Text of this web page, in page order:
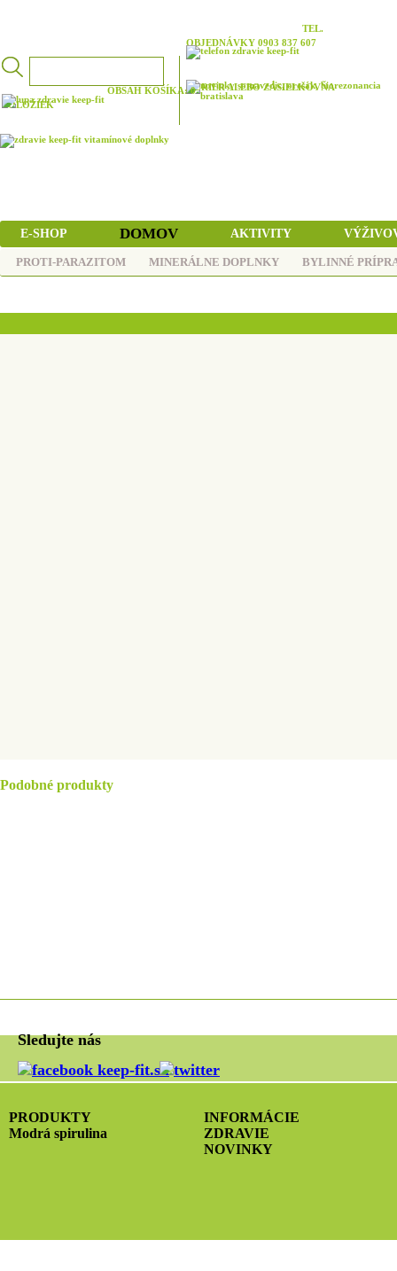
OBSAH KOŠÍKA: 0
POLOŽIEK
TEL.
OBJEDNÁVKY 0903 837 607
KURIER ALEBO ZÁSIELKOVŇA
E-SHOP DOMOV AKTIVITY
PROTI-PARAZITOM MINERÁLNE DOPLNKY BYLINNÉ
Podobné produkty
Sledujte nás
PRODUKTY
Modrá spirulina
INFORMÁCIE
ZDRAVIE
NOVINKY